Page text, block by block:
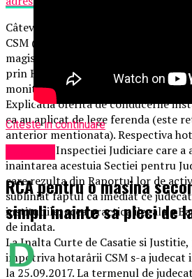
Câteva zile dupa excluderea ei din
CSM (vechiul CSM) a admis
magistratului Cotofana in
prin Hotarârea nr. 1628 din
monitorizarea Judecatoriei Arad si a
Explicatia oferita de conducerile
ca au aplicat de lege ferenda (este
anterior mentionata). Respectiva
Raport al Inspectiei Judiciare care
inaintarea acestuia Sectiei pentru
care rezulta din Raportul lor de
subliniat faptul ca imediat ce
institutiile, acea practica ilegala a
de indata.
La Inalta Curte de Casatie si
impotriva hotarârii CSM s-a
la 25.09.2017. La termenul de
Citeste in continuare
RCA pentru o masina
simpli inainte sa pleci de